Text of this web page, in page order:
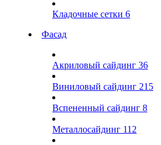
Кладочные сетки 6
Фасад
Акриловый сайдинг 36
Виниловый сайдинг 215
Вспененный сайдинг 8
Металлосайдинг 112